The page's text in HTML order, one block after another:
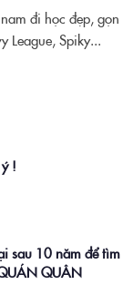
đi học đẹp, gọn
League, Spiky...
!
sau 10 năm để tìm
QUÂN